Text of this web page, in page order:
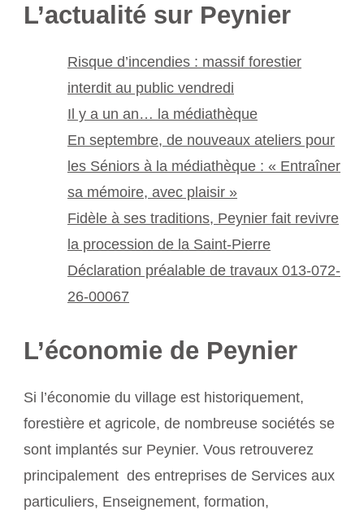
L’actualité sur Peynier
Risque d’incendies : massif forestier
interdit au public vendredi
Il y a un an… la médiathèque
En septembre, de nouveaux ateliers pour
les Séniors à la médiathèque : « Entraîner
sa mémoire, avec plaisir »
Fidèle à ses traditions, Peynier fait revivre
la procession de la Saint-Pierre
Déclaration préalable de travaux 013-072-
26-00067
L’économie de Peynier
Si l’économie du village est historiquement,
forestière et agricole, de nombreuse sociétés se
sont implantés sur Peynier. Vous retrouverez
principalement des entreprises de Services aux
particuliers, Enseignement, formation,